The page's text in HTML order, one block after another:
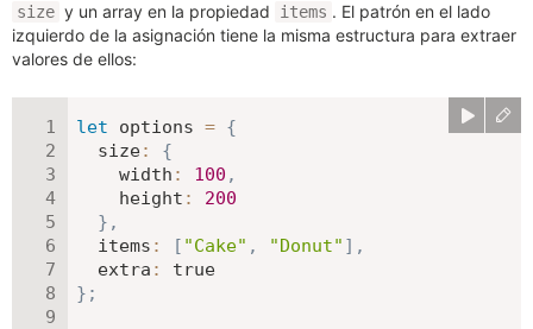
size y un array en la propiedad items . El patrón en el lado
izquierdo de la asignación tiene la misma estructura para extraer
valores de ellos:
let options = {
size:
{
width : 100 ,
height :
200
} ,
items : [ "Cake" , "Donut" ] ,
extra :
true
} ;